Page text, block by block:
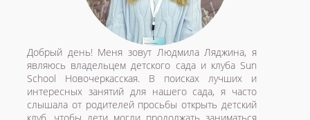
Добрый день! Меня зовут Людмила Ляджина, я
являюсь владельцем детского сада и клуба Sun
School Новочеркасская. В поисках лучших и
интересных занятий для нашего сада, я часто
слышала от родителей просьбы открыть детский